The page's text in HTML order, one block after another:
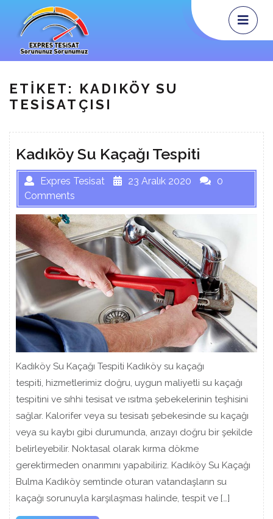
content
ETIKET: KADIKÖY SU
TESISATÇISI
Kadıköy Su Kaçağı Tespiti
Expres Tesisat 23 Aralık 2020
0
Comments
Kadıköy Su Kaçağı Tespiti Kadıköy su kaçağı
tespiti, hizmetlerimiz doğru, uygun maliyetli su kaçağı
tespitini ve sıhhi tesisat ve ısıtma şebekelerinin teşhisini
sağlar. Kalorifer veya su tesisatı şebekesinde su kaçağı
veya su kaybı gibi durumunda, arızayı doğru bir şekilde
belirleyebilir. Noktasal olarak kırma dökme
gerektirmeden onarımını yapabiliriz. Kadıköy Su Kaçağı
Bulma Kadıköy semtinde oturan vatandaşların su
kaçağı sorunuyla karşılaşması halinde, tespit ve […]